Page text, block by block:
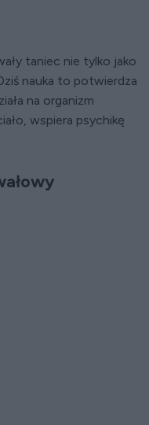
taniec nie tylko jako
nauka to potwierdza
na organizm
wspiera psychikę